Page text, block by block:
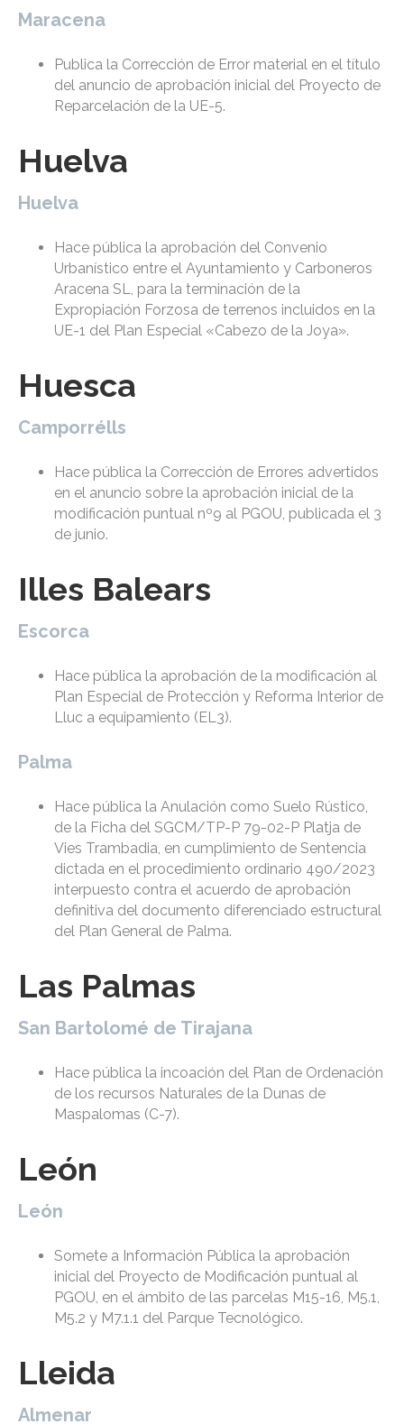
Maracena
Publica la Corrección de Error material en el título
del anuncio de aprobación inicial del Proyecto de
Reparcelación de la UE-5.
Huelva
Huelva
Hace pública la aprobación del Convenio
Urbanístico entre el Ayuntamiento y Carboneros
Aracena SL, para la terminación de la
Expropiación Forzosa de terrenos incluidos en la
UE-1 del Plan Especial «Cabezo de la Joya».
Huesca
Camporrélls
Hace pública la Corrección de Errores advertidos
en el anuncio sobre la aprobación inicial de la
modificación puntual nº9 al PGOU, publicada el 3
de junio.
Illes Balears
Escorca
Hace pública la aprobación de la modificación al
Plan Especial de Protección y Reforma Interior de
Lluc a equipamiento (EL3).
Palma
Hace pública la Anulación como Suelo Rústico,
de la Ficha del SGCM/TP-P 79-02-P Platja de
Vies Trambadia, en cumplimiento de Sentencia
dictada en el procedimiento ordinario 490/2023
interpuesto contra el acuerdo de aprobación
definitiva del documento diferenciado estructural
del Plan General de Palma.
Las Palmas
San Bartolomé de Tirajana
Hace pública la incoación del Plan de Ordenación
de los recursos Naturales de la Dunas de
Maspalomas (C-7).
León
León
Somete a Información Pública la aprobación
inicial del Proyecto de Modificación puntual al
PGOU, en el ámbito de las parcelas M15-16, M5.1,
M5.2 y M7.1.1 del Parque Tecnológico.
Lleida
Almenar